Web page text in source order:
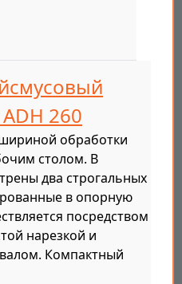
260
обработки
столом. В
два строгальных
в опорную
посредством
нарезкой и
Компактный